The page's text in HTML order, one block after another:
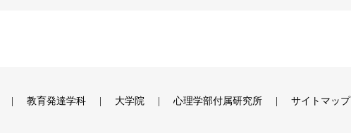
教育発達学科 大学院 心理学部付属研究所 サイトマップ